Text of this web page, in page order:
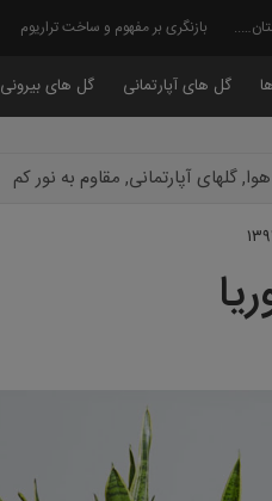
بازنگری بر مفهوم و ساخت تراریوم
گل های آپارتمانی گل های بیرونی
,گلهای آپارتمانی, مقاوم به نور کم